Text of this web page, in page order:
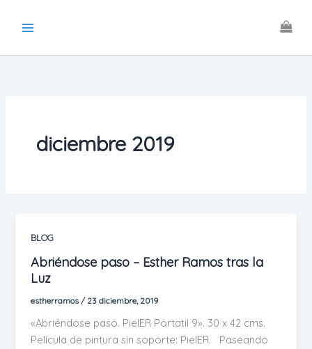
diciembre 2019
BLOG
Abriéndose paso – Esther Ramos tras la
Luz
estherramos/ 23 diciembre, 2019
«Abriéndose paso. PielER Portatil 9». 30 x 42 cms.
Película de pintura sin soporte: PielER. Paseando